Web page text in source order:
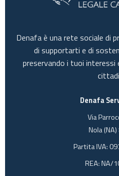
Denafa è una rete sociale di
di supportarti e di
preservando i tuoi
Denafa
Via
Nola
Partita IVA:
REA: NA/